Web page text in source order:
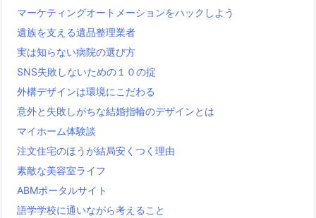
マーケティングオートメーションをハックしよう
遺族を支える遺品整理業者
実は知らない病院の選び方
SNS失敗しないための１０の掟
外構デザインは環境にこだわる
意外と失敗しがちな結婚指輪のデザインとは
マイホーム体験談
注文住宅のほうが結局安くつく理由
素敵な美容室ライフ
ABMポータルサイト
語学学校に通いながら考えること